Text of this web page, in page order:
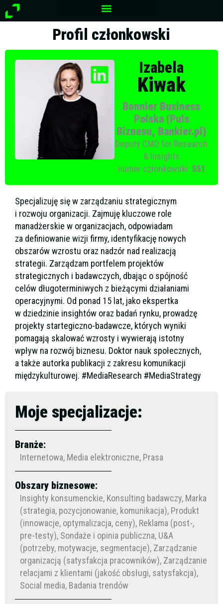
Przejdź
do
Profil członkowski
Izabela
Kiwak
Bonnier Business
Polska (Puls
Biznesu, Bankier.pl)
Deputy CMO for Research
& Insights
numer członkowski: 551
Specjalizuję się w zarządzaniu strategicznym
i rozwoju organizacji. Zajmuję kluczowe role
manadżerskie w organizacjach, odpowiadam
za definiowanie wizji firmy, identyfikację nowych
obszarów wzrostu oraz nadzór nad realizacją
strategii. Zarządzam portfelem projektów
strategicznych i badawczych, dbając o spójność
celów długoterminiwych z bieżącymi działaniami
operacyjnymi. Od ponad 15 lat, jako ekspertka
w dziedzinie insightów oraz badań rynku, prowadzę
projekty startegiczno-badawcze, których wyniki
pomagają skalować wzrosty i wywierają istotny
wpływ na rozwój biznesu. Doktor nauk społecznych,
a także autorka publikacji z zakresu komunikacji
międzykulturowej. #MediaResearch #MediaStrategy
Moje specjalizacje:
Branże:
Internetowa, Media elektroniczne, Prasa
Obszary biznesowe:
Insighty konsumenckie, Konsulting badawczy, Marka
(strategia, pozycjonowanie, komunikacja), Produkt
(innowacje, optymalizacja, ceny), Reklama (post-,
pre-testy), Sondaże i opinia publiczna, U&A
(potrzeby, motywacje, segmentacje), Zarządzanie
organizacją (satysfakcja pracowników), Zarządzanie
relacjami z klientami (jakość obsługi, satysfakcja),
Social media, Badania trendów